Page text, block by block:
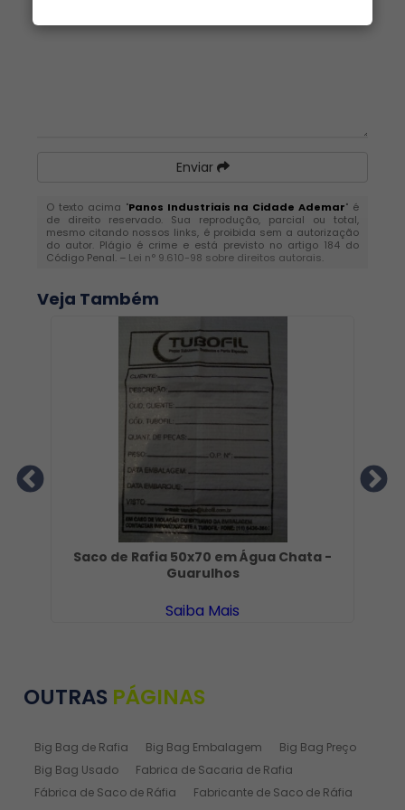
Enviar
O texto acima "Panos Industriais na Cidade Ademar" é
de direito reservado. Sua reprodução, parcial ou total,
mesmo citando nossos links, é proibida sem a autorização
do autor. Plágio é crime e está previsto no artigo 184 do
Código Penal. – Lei n° 9.610-98 sobre direitos autorais.
Veja Também
Saco de Rafia 50x70 em Água Chata -
Guarulhos
Saiba Mais
OUTRAS PÁGINAS
Big Bag de Rafia Big Bag Embalagem
Big Bag Preço
Big Bag Usado
Fabrica de Sacaria de Rafia
Fábrica de Saco de Ráfia
Fabricante de Saco de Ráfia